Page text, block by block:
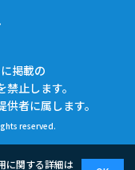
に関する詳細は
掲載の
止します。
者に属します。
reserved.